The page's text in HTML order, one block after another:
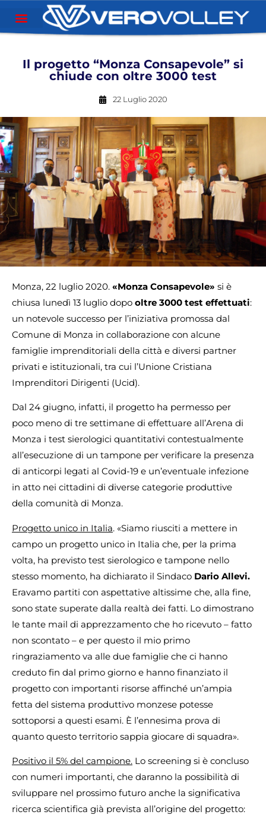
Il progetto “Monza Consapevole” si
chiude con oltre 3000 test
22 Luglio 2020
Monza, 22 luglio 2020. «Monza Consapevole» si è
chiusa lunedì 13 luglio dopo oltre 3000 test effettuati:
un notevole successo per l’iniziativa promossa dal
Comune di Monza in collaborazione con alcune
famiglie imprenditoriali della città e diversi partner
privati e istituzionali, tra cui l’Unione Cristiana
Imprenditori Dirigenti (Ucid).
Dal 24 giugno, infatti, il progetto ha permesso per
poco meno di tre settimane di effettuare all’Arena di
Monza i test sierologici quantitativi contestualmente
all’esecuzione di un tampone per verificare la presenza
di anticorpi legati al Covid-19 e un’eventuale infezione
in atto nei cittadini di diverse categorie produttive
della comunità di Monza.
Progetto unico in Italia. «Siamo riusciti a mettere in
campo un progetto unico in Italia che, per la prima
volta, ha previsto test sierologico e tampone nello
stesso momento, ha dichiarato il Sindaco Dario Allevi.
Eravamo partiti con aspettative altissime che, alla fine,
sono state superate dalla realtà dei fatti. Lo dimostrano
le tante mail di apprezzamento che ho ricevuto – fatto
non scontato – e per questo il mio primo
ringraziamento va alle due famiglie che ci hanno
creduto fin dal primo giorno e hanno finanziato il
progetto con importanti risorse affinché un’ampia
fetta del sistema produttivo monzese potesse
sottoporsi a questi esami. È l’ennesima prova di
quanto questo territorio sappia giocare di squadra».
Positivo il 5% del campione. Lo screening si è concluso
con numeri importanti, che daranno la possibilità di
sviluppare nel prossimo futuro anche la significativa
ricerca scientifica già prevista all’origine del progetto: